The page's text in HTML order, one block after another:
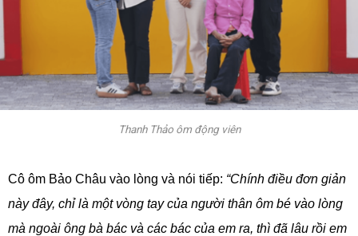
Thanh Thảo ôm động viên
Cô ôm Bảo Châu vào lòng và nói tiếp: “Chính điều đơn giản
này đây, chỉ là một vòng tay của người thân ôm bé vào lòng
mà ngoài ông bà bác và các bác của em ra, thì đã lâu rồi em